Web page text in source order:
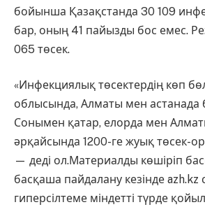
бойынша Қазақстанда 30 109
бар, оның 41 пайызды бос емес.
065 төсек.
«Инфекциялық төсектердің көп
облысында, Алматы мен астанада
Сонымен қатар, елорда мен
әрқайсында 1200-ге жуық төсек-
— деді ол.Материалды көшіріп
басқаша пайдалану кезінде azh.kz
гиперсілтеме міндетті түрде